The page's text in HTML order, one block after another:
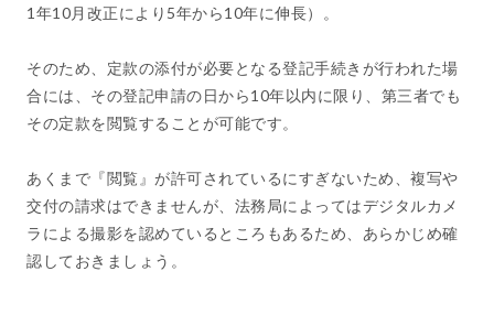
1年10月改正により5年から10年に伸長）。
そのため、定款の添付が必要となる登記手続きが行われた場
合には、その登記申請の日から10年以内に限り、第三者でも
その定款を閲覧することが可能です。
あくまで『閲覧』が許可されているにすぎないため、複写や
交付の請求はできませんが、法務局によってはデジタルカメ
ラによる撮影を認めているところもあるため、あらかじめ確
認しておきましょう。